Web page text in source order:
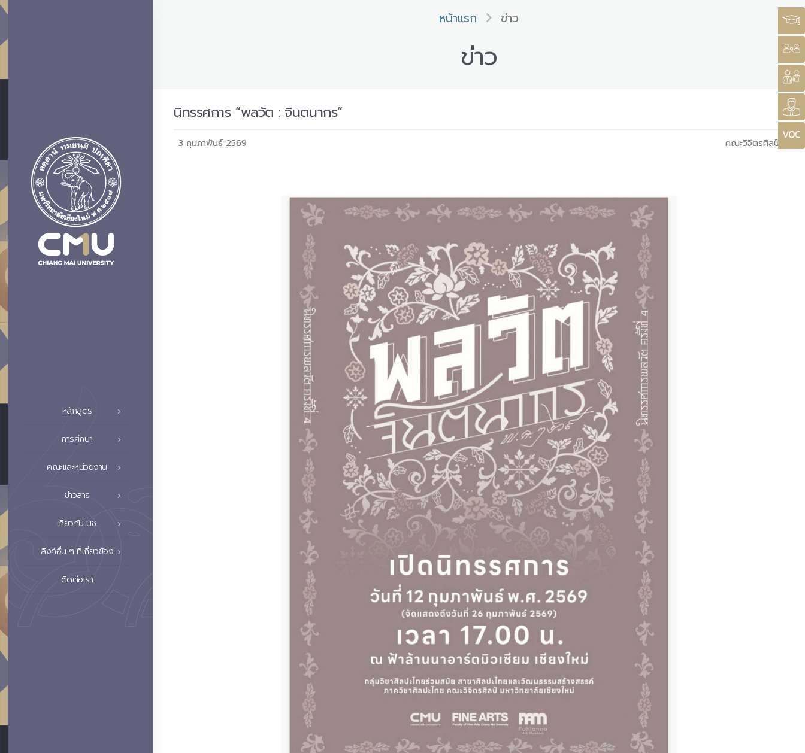
หลักสูตร
การศึกษา
คณะและหน่วยงาน
ข่าวสาร
เกี่ยวกับ มช.
ลิงค์อื่น ๆ ที่เกี่ยวข้อง
ติดต่อเรา
หน้าแรก ข่าว
ข่าว
นิทรรศการ “พลวัต : จินตนากร”
3 กุมภาพันธ์ 2569 คณะวิจิตรศิลป์